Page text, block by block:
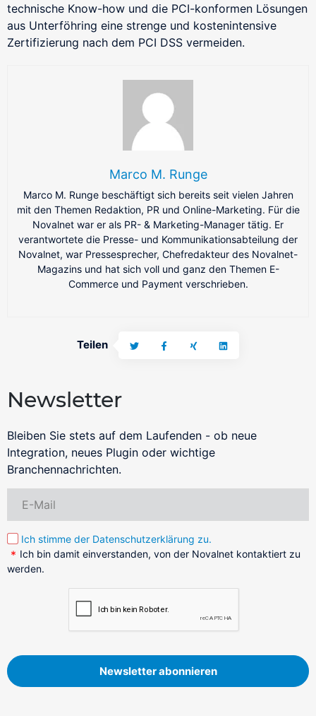
Online- und physische Zahlungen zentral in einem
Wiederkehrende Abrechnungen und Abonnements
verwalten
Marktplätze
Globale Auszahlungen mit komplexen Zahlungsströmen
PSP-/Anbieter‑agnostisches Modell
Die Zahlungsabwicklung erfolgt weiterhin über Ihre
bestehenden PSPs / Acquirer.
Personaldienstleister
BaFin-konforme Zahlungslösungen für Zeitarbeit
Anrufen und Bezahlen
Zahlungen annehmen per Telefon
NovalPay
technische Know-how und die PCI-konformen Lösungen
aus Unterföhring eine strenge und kostenintensive
Zertifizierung nach dem PCI DSS vermeiden.
Marco M. Runge
Marco M. Runge beschäftigt sich bereits seit vielen Jahren
mit den Themen Redaktion, PR und Online-Marketing. Für die
Novalnet war er als PR- & Marketing-Manager tätig. Er
verantwortete die Presse- und Kommunikationsabteilung der
Novalnet, war Pressesprecher, Chefredakteur des Novalnet-
Magazins und hat sich voll und ganz den Themen E-
Commerce und Payment verschrieben.
Teilen
Newsletter
Bleiben Sie stets auf dem Laufenden - ob neue
Integration, neues Plugin oder wichtige
Branchennachrichten.
Ich stimme der Datenschutzerklärung zu.
Ich bin damit einverstanden, von der Novalnet kontaktiert zu
werden.
Newsletter abonnieren